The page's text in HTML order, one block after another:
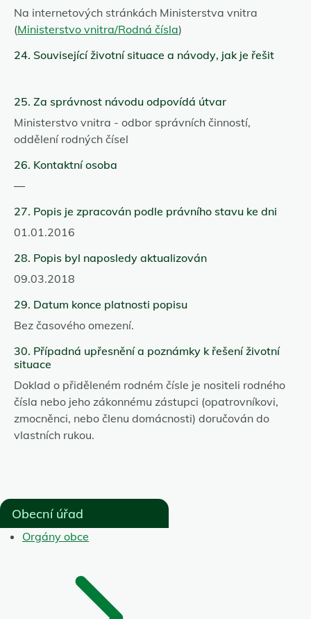
Na internetových stránkách Ministerstva vnitra
(Ministerstvo vnitra/Rodná čísla)
24. Související životní situace a návody, jak je řešit
25. Za správnost návodu odpovídá útvar
Ministerstvo vnitra - odbor správních činností,
oddělení rodných čísel
26. Kontaktní osoba
—
27. Popis je zpracován podle právního stavu ke dni
01.01.2016
28. Popis byl naposledy aktualizován
09.03.2018
29. Datum konce platnosti popisu
Bez časového omezení.
30. Případná upřesnění a poznámky k řešení životní
situace
Doklad o přiděleném rodném čísle je nositeli rodného
čísla nebo jeho zákonnému zástupci (opatrovníkovi,
zmocněnci, nebo členu domácnosti) doručován do
vlastních rukou.
Obecní úřad
Orgány obce